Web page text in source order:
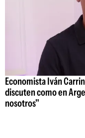
Economista Iván
discuten como en
nosotros"